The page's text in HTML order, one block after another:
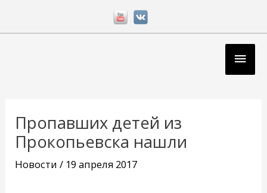
Пропавших детей из
Прокопьевска нашли
Новости / 19 апреля 2017
записям